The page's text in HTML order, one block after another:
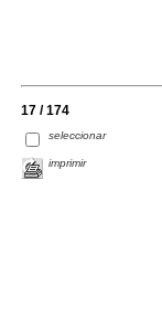
17 / 174
seleccionar
imprimir